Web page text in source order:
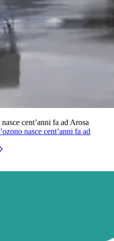
cent’anni fa ad Arosa
nasce cent’anni fa ad